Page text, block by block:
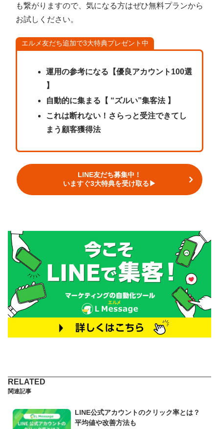
も繋がりますので、気になる方はぜひ無料プランから
お試しください。
エルメ友だち追加で3大特典プレゼント中
運用の参考になる【優良アカウント100選
】
自動的に集まる【 “ズルい”集客法 】
これは断れない！さらっと受注できてし
まう顧客獲得法
LINE友だち募集中！
いますぐ3大特典を受け取る▶︎
関連記事
LINE公式アカウントのクリック率とは？
平均値や改善方法も